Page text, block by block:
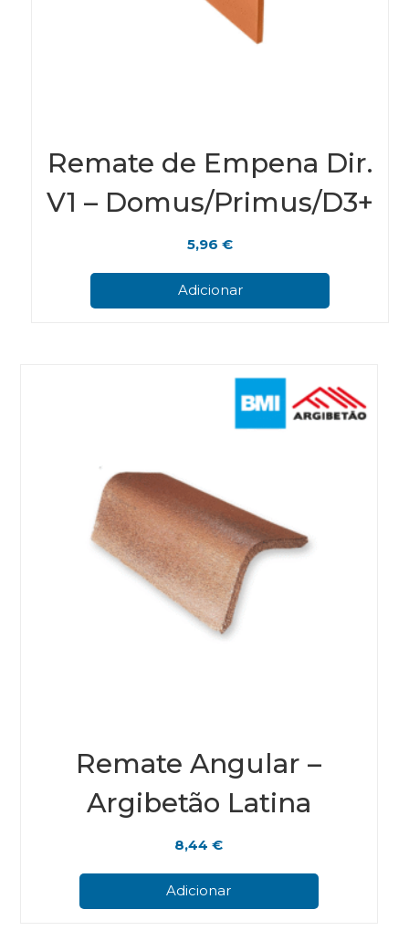
Remate de Empena Dir.
V1 – Domus/Primus/D3+
5,96€
Adicionar
Remate Angular –
Argibetão Latina
8,44€
Adicionar